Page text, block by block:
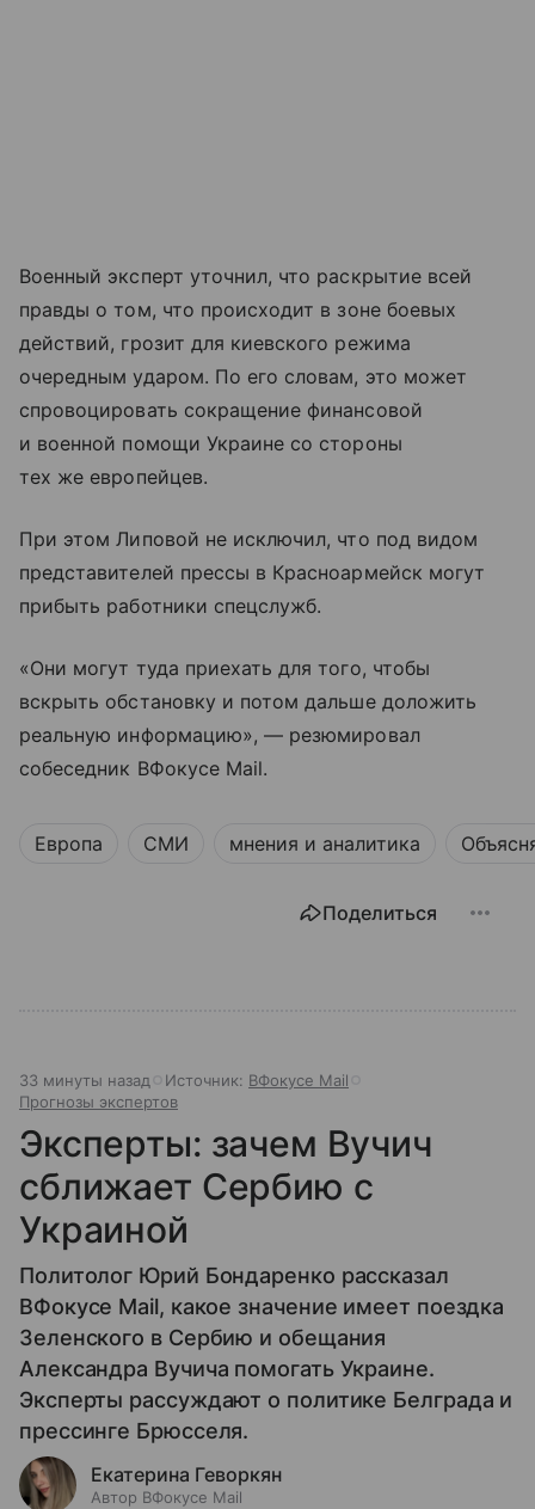
Военный эксперт уточнил, что раскрытие всей
правды о том, что происходит в зоне боевых
действий, грозит для киевского режима
очередным ударом. По его словам, это может
спровоцировать сокращение финансовой
и военной помощи Украине со стороны
тех же европейцев.
При этом Липовой не исключил, что под видом
представителей прессы в Красноармейск могут
прибыть работники спецслужб.
«Они могут туда приехать для того, чтобы
вскрыть обстановку и потом дальше доложить
реальную информацию», — резюмировал
собеседник ВФокусе Mail.
Европа СМИ мнения и аналитика
Поделиться
33 минуты назад Источник: ВФокусе Mail
Прогнозы экспертов
Эксперты: зачем Вучич
сближает Сербию с
Украиной
Политолог Юрий Бондаренко рассказал
ВФокусе Mail, какое значение имеет поездка
Зеленского в Сербию и обещания
Александра Вучича помогать Украине.
Эксперты рассуждают о политике Белграда и
прессинге Брюсселя.
Екатерина Геворкян
Автор ВФокусе Mail